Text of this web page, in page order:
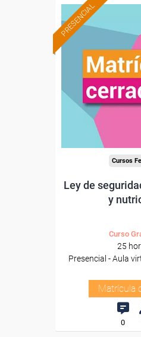
PRESENCIAL
Cursos
Ley de
y
Curso
25
Presencial - Aula
Matrícula
0